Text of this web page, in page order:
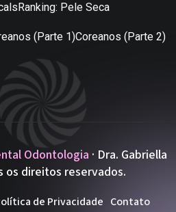
Ranking: Pele Seca
(Parte 1)Coreanos (Parte 2)
Odontologia · Dra. Gabriella
os direitos reservados.
de Privacidade Contato